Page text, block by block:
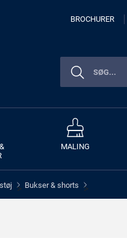
BROCHURER
MALING
> Bukser & shorts >